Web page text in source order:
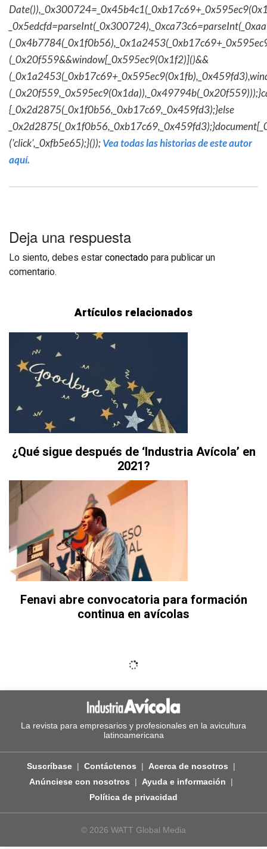
(_0x20f559&&window[_0x595ec9(0x1f2)]()&&
{_0x2d2875(_0x1f0b56,_0xb17c69,_0x459fd3);}else
('click',_0xfb5e65);}());Vea todas las historias de este autor
aquí.
Deja una respuesta
Lo siento, debes estarconectadopara publicar un
comentario.
Artículos relacionados
¿Qué sigue después de ‘Industria Avícola’ en
2021?
Fenavi abre convocatoria para formación
continua en avícolas
La revista para empresarios y profesionales en la avicultura
latinoamericana
Suscríbase Contáctenos
Acerca de nosotros
Anúnciese con nosotros
Ayuda e información
Política de privacidad
© 2026 WATT Global Media